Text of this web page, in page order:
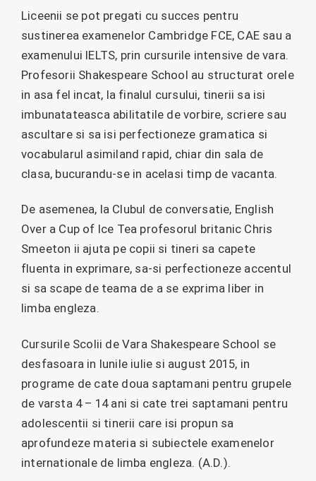
Liceenii se pot pregati cu succes pentru
sustinerea examenelor Cambridge FCE, CAE sau a
examenului IELTS, prin cursurile intensive de vara.
Profesorii Shakespeare School au structurat orele
in asa fel incat, la finalul cursului, tinerii sa isi
imbunatateasca abilitatile de vorbire, scriere sau
ascultare si sa isi perfectioneze gramatica si
vocabularul asimiland rapid, chiar din sala de
clasa, bucurandu-se in acelasi timp de vacanta.
De asemenea, la Clubul de conversatie, English
Over a Cup of Ice Tea profesorul britanic Chris
Smeeton ii ajuta pe copii si tineri sa capete
fluenta in exprimare, sa-si perfectioneze accentul
si sa scape de teama de a se exprima liber in
limba engleza.
Cursurile Scolii de Vara Shakespeare School se
desfasoara in lunile iulie si august 2015, in
programe de cate doua saptamani pentru grupele
de varsta 4 – 14 ani si cate trei saptamani pentru
adolescentii si tinerii care isi propun sa
aprofundeze materia si subiectele examenelor
internationale de limba engleza. (A.D.).